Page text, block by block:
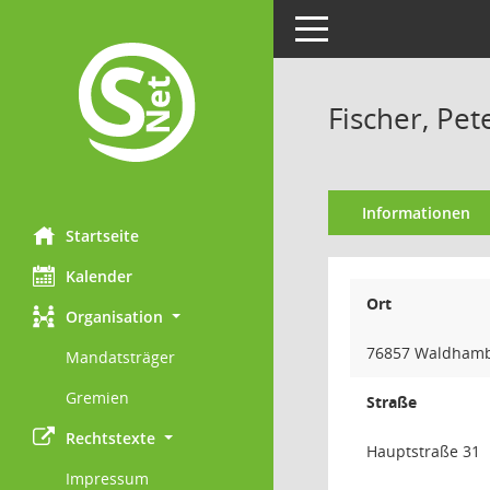
Startseite
Kalender
Organisation
Mandatsträger
Gremien
Rechtstexte
Impressum
Toggle navigation
Fischer,
Informationen
Ort
76857
Straße
Hauptstraße 31